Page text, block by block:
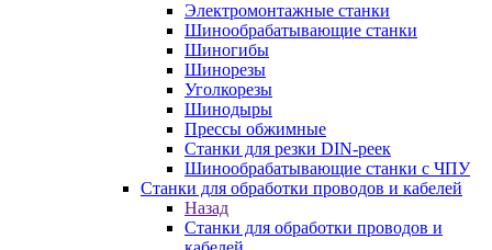
Электромонтажные станки
Шинообрабатывающие станки
Шиногибы
Шинорезы
Уголкорезы
Шинодыры
Прессы обжимные
Станки для резки DIN-реек
Шинообрабатывающие станки с ЧПУ
Станки для обработки проводов и кабелей
Назад
Станки для обработки проводов и